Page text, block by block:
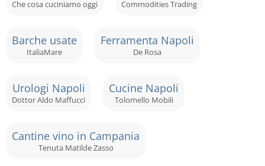
Che cosa cuciniamo oggi Commodities Trading
Barche usate
ItaliaMare
Ferramenta Napoli
De Rosa
Urologi Napoli
Dottor Aldo Maffucci
Cucine Napoli
Tolomello Mobili
Cantine vino in Campania
Tenuta Matilde Zasso